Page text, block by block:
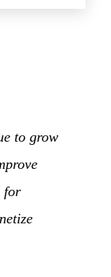
to grow
for